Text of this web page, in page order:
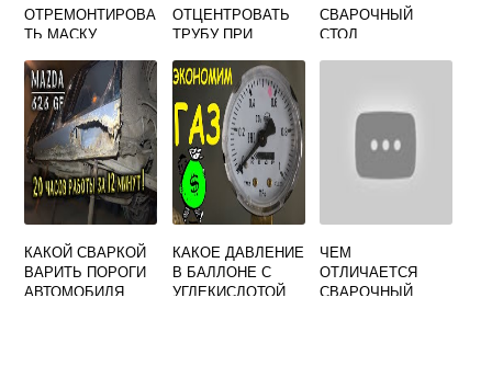
ОТРЕМОНТИРОВА
ТЬ МАСКУ
ХАМЕЛЕОН С
СОЛНЕЧНОЙ
БАТАРЕЕЙ
ОТЦЕНТРОВАТЬ
ТРУБУ ПРИ
СВАРОЧНЫЙ
СТОЛ
КАКОЙ СВАРКОЙ
ВАРИТЬ ПОРОГИ
АВТОМОБИЛЯ
КАКОЕ ДАВЛЕНИЕ
В БАЛЛОНЕ С
УГЛЕКИСЛОТОЙ
ЧЕМ
ОТЛИЧАЕТСЯ
СВАРОЧНЫЙ